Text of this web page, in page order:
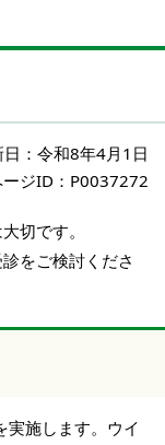
： 令和8年4月1日
ジID：P0037272
切です。
をご検討くださ
実施します。ウイ